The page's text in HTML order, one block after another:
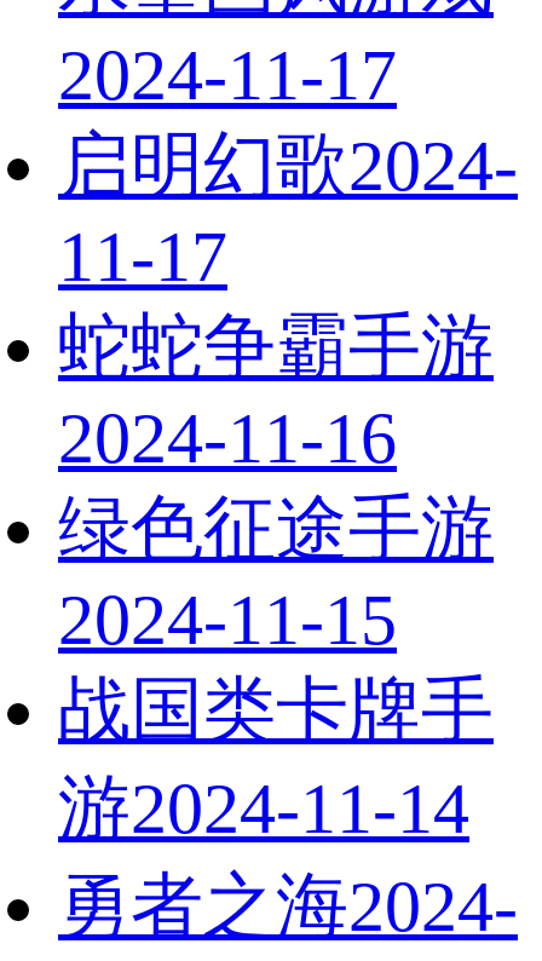
2024-11-17
启明幻歌2024-
11-17
蛇蛇争霸手游
2024-11-16
绿色征途手游
2024-11-15
战国类卡牌手
游2024-11-14
勇者之海2024-